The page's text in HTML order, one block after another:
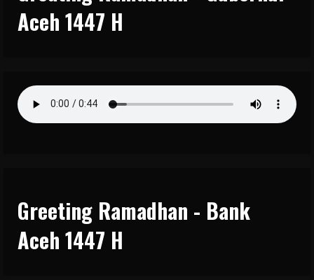
Aceh 1447 H
Greeting Ramadhan - Bank
Aceh 1447 H